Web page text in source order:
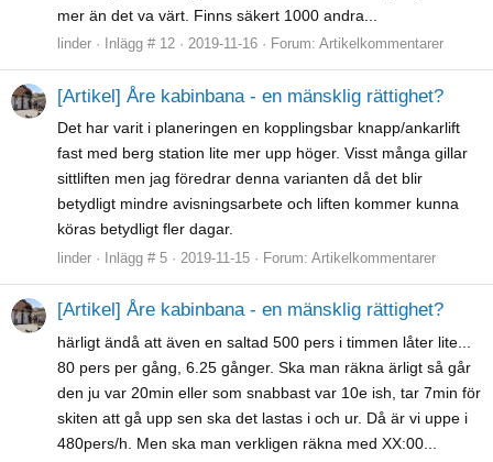
mer än det va värt. Finns säkert 1000 andra...
linder Inlägg # 12 2019-11-16 Forum: Artikelkommentarer
[Artikel] Åre kabinbana - en mänsklig rättighet?
Det har varit i planeringen en kopplingsbar knapp/ankarlift
fast med berg station lite mer upp höger. Visst många gillar
sittliften men jag föredrar denna varianten då det blir
betydligt mindre avisningsarbete och liften kommer kunna
köras betydligt fler dagar.
linder Inlägg # 5 2019-11-15 Forum: Artikelkommentarer
[Artikel] Åre kabinbana - en mänsklig rättighet?
härligt ändå att även en saltad 500 pers i timmen låter lite...
80 pers per gång, 6.25 gånger. Ska man räkna ärligt så går
den ju var 20min eller som snabbast var 10e ish, tar 7min för
skiten att gå upp sen ska det lastas i och ur. Då är vi uppe i
480pers/h. Men ska man verkligen räkna med XX:00...